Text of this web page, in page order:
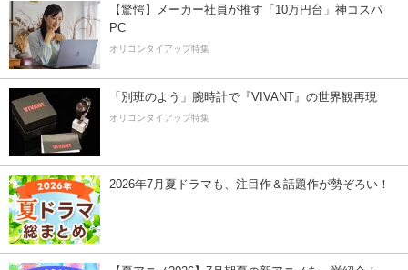
【驚愕】メーカー社員が推す「10万円台」神コスパ
PC
オリコンタイアップ特集
「別班のよう」腕時計で『VIVANT』の世界観再現
オリコンタイアップ特集
2026年7月夏ドラマも、注目作＆話題作が勢ぞろい！